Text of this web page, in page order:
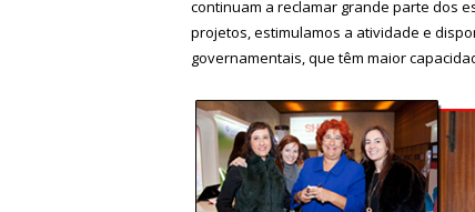
continuam a reclamar grande parte dos
projetos, estimulamos a atividade e
governamentais, que têm maior